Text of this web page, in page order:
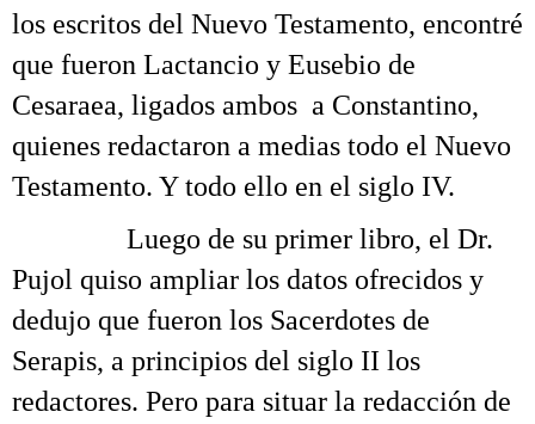
los escritos del Nuevo Testamento, encontré
que fueron Lactancio y Eusebio de
Cesaraea, ligados ambos a Constantino,
quienes redactaron a medias todo el Nuevo
Testamento. Y todo ello en el siglo IV.
Luego de su primer libro, el Dr.
Pujol quiso ampliar los datos ofrecidos y
dedujo que fueron los Sacerdotes de
Serapis, a principios del siglo II los
redactores. Pero para situar la redacción de